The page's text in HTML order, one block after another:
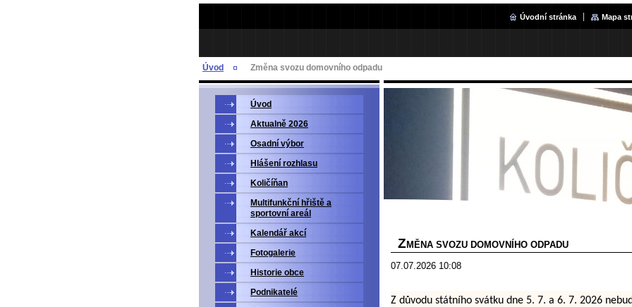
Úvodní stránka Mapa
Úvod Změna svozu domovního odpadu
Z MĚNA SVOZU DOMOVNÍHO ODPADU
07.07.2026 10:08
Z důvodu státního svátku dne 5. 7. a 6. 7. 2026
Úvod
Aktualně 2026
Osadní výbor
Hlášení rozhlasu
Količíňan
Multifunkční hřiště a
sportovní areál
Kalendář akcí
Fotogalerie
Historie obce
Podnikatelé